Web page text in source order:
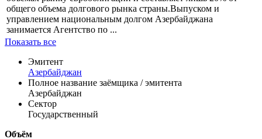
Рынок облигаций Азербайджана представлен
государственными и корпоративными облигациями. Рынок
внутренних облигаций Азербайджана сильно уступает в
объемах рынку еврооблигаций и составляет лишь 20% от
общего объема долгового рынка страны.Выпуском и
управлением национальным долгом Азербайджана
занимается Агентство по ...
Показать все
Эмитент
Азербайджан
Полное название заёмщика / эмитента
Азербайджан